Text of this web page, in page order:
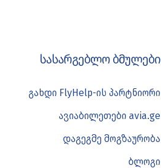
სასარგებლო ბმულები
გახდი FlyHelp-ის პარტნიორი
ავიაბილეთები avia.ge
დაგეგმე მოგზაურობა
ბლოგი